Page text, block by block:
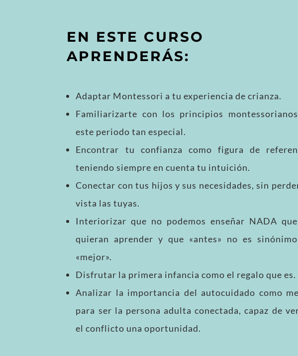
EN ESTE CURSO
APRENDERÁS:
Adaptar Montessori a tu experiencia de crianza.
Familiarizarte con los principios
este periodo tan especial.
Encontrar tu confianza como figura de
teniendo siempre en cuenta tu intuición.
Conectar con tus hijos y sus necesidades, sin
vista las tuyas.
Interiorizar que no podemos enseñar NADA
quieran aprender y que «antes» no es
«mejor».
Disfrutar la primera infancia como el regalo que es.
Analizar la importancia del autocuidado como
para ser la persona adulta conectada, capaz de
el conflicto una oportunidad.